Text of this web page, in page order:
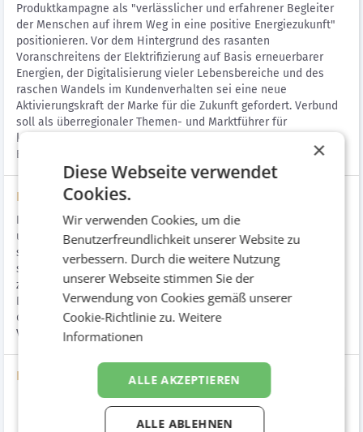
Produktkampagne als "verlässlicher und erfahrener Begleiter
der Menschen auf ihrem Weg in eine positive Energiezukunft"
positionieren. Vor dem Hintergrund des rasanten
Voranschreitens der Elektrifizierung auf Basis erneuerbarer
Energien, der Digitalisierung vieler Lebensbereiche und des
raschen Wandels im Kundenverhalten sei eine neue
Aktivierungskraft der Marke für die Zukunft gefordert. Verbund
soll als überregionaler Themen- und Marktführer für
kundenspezifische, ökologische und gleichzeitig ökonomische
Energielösungen verstärkt wahrgenommen werden.
Lösung
Im Zentrum der Kampagne stehen Kunden mit ihren Gedanken
und Motiven zum Energieverbrauch und Klimaschutz. Sie
sprechen darüber, wie sie die Welt sehen, welche Zukunft sie
sich wünschen und was sie dazu antreibt, entsprechend aktiv
zu werden. Verbund macht damit einen Paradigmenwechsel.
Das Unternehmen spricht nicht mehr über sich, sondern lässt
die Menschen sprechen. Deren Antrieb, deren Energie steht im
Vordergrund.
Dateien
×
Diese Webseite verwendet
Cookies.
Wir verwenden Cookies, um die
Benutzerfreundlichkeit unserer Website zu
verbessern. Durch die weitere Nutzung
unserer Webseite stimmen Sie der
Verwendung von Cookies gemäß unserer
Cookie-Richtlinie zu.Weitere
Informationen
ALLE AKZEPTIEREN
ALLE ABLEHNEN